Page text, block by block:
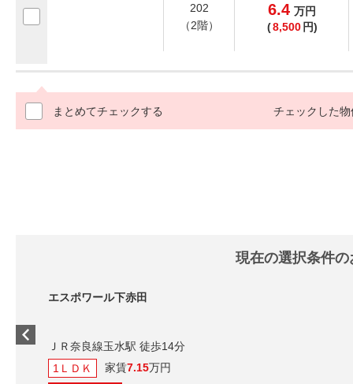
202
（2階）
6.4 万円
(8,500 円)
まとめてチェックする チェックした物
現在の選択条件
エスポワール下赤田
ＪＲ奈良線玉水駅 徒歩14分
1ＬＤＫ
家賃7.15万円